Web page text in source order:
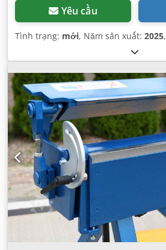
Yêu cầu
Tình trạng: mới, Năm sản xuất: 2025,